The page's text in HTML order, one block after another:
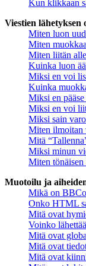
Kun klikkaan
Viestien lähetyksen
Miten luon
Miten
Miten liitän
Kuinka luon
Miksi en voi
Kuinka
Miksi en
Miksi en voi
Miksi sain
Miten ilmoitan
Mitä
Miksi minun
Miten
Muotoilu ja
Mikä on
Onko HTML
Mitä ovat
Voinko
Mitä ovat
Mitä ovat
Mitä ovat